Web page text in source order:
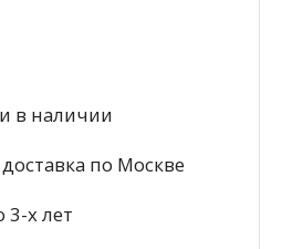
в наличии
по Москве
3-х лет